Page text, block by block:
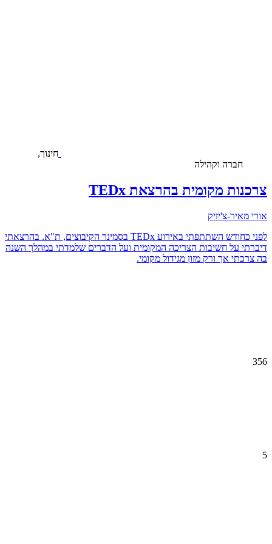
חינוך,
חברה וקהילה
צרכנות מקומית בהרצאת TEDx
אורי מאיר-צ'יזיק
לפני כחודש השתתפתי באירוע TEDx בסמינר הקיבוצים, ת"א. בהרצאתי
דיברתי על חשיבות הצריכה המקומית ועל הדברים שלמדתי במהלך השנה
בה צרכתי אך ורק מזון מגידול מקומי.
356
5